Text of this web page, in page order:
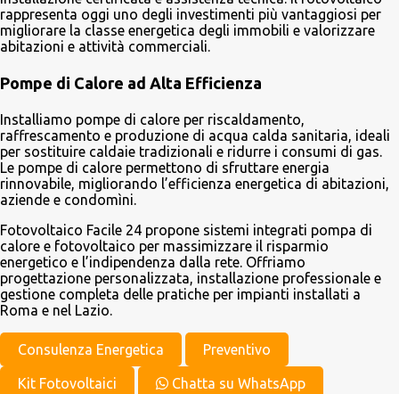
rappresenta oggi uno degli investimenti più vantaggiosi per
migliorare la classe energetica degli immobili e valorizzare
abitazioni e attività commerciali.
Pompe di Calore ad Alta Efficienza
Installiamo pompe di calore per riscaldamento,
raffrescamento e produzione di acqua calda sanitaria, ideali
per sostituire caldaie tradizionali e ridurre i consumi di gas.
Le pompe di calore permettono di sfruttare energia
rinnovabile, migliorando l’efficienza energetica di abitazioni,
aziende e condomìni.
Fotovoltaico Facile 24 propone sistemi integrati pompa di
calore e fotovoltaico per massimizzare il risparmio
energetico e l’indipendenza dalla rete. Offriamo
progettazione personalizzata, installazione professionale e
gestione completa delle pratiche per impianti installati a
Roma e nel Lazio.
Consulenza Energetica Preventivo
Kit Fotovoltaici Chatta su WhatsApp